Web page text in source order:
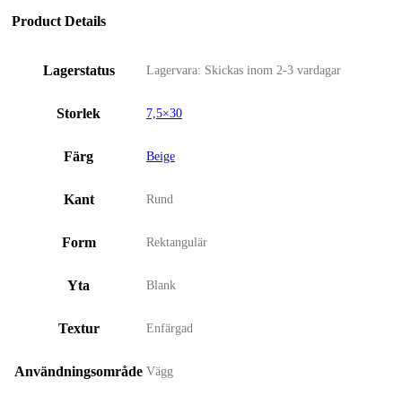
Product Details
Lagerstatus Lagervara: Skickas inom 2-3 vardagar
Storlek 7,5×30
Färg Beige
Kant Rund
Form Rektangulär
Yta Blank
Textur Enfärgad
Användningsområde Vägg